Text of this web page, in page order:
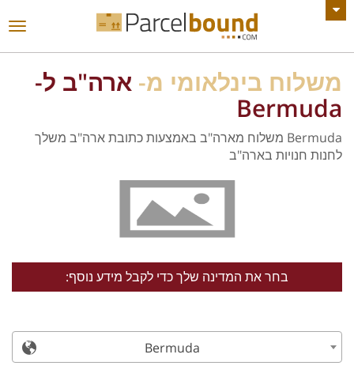
צפה בכל ההודעות
משלוח בינלאומי מ- ארה"ב ל-
Bermuda
Bermuda משלוח מארה"ב באמצעות כתובת ארה"ב משלך
לחנות חנויות בארה"ב
בחר את המדינה שלך כדי לקבל מידע נוסף:
Bermuda